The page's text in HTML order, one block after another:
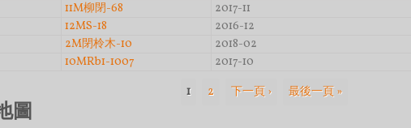
11M柳閉-68
2017-11
12MS-18
2016-12
2M閉柃木-10
2018-02
10MRb1-1007 2017-10
1 2 下一頁 › 最後一頁 »
圖